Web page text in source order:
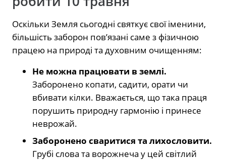
Оскільки Земля сьогодні святкує свої іменини,
більшість заборон пов’язані саме з фізичною
працею на природі та духовним очищенням:
Не можна працювати в землі.
Заборонено копати, садити, орати чи
вбивати кілки. Вважається, що така праця
порушить природну гармонію і принесе
неврожай.
Заборонено сваритися та лихословити.
Грубі слова та ворожнеча у цей світлий